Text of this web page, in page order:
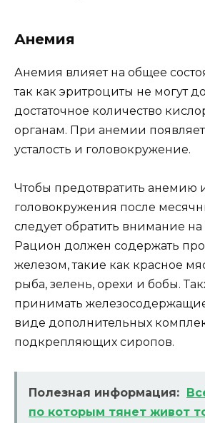
Анемия
Анемия влияет на общее
так как эритроциты не могут
достаточное количество
органам. При анемии
усталость и головокружение.
Чтобы предотвратить анемию
головокружения после
следует обратить внимание на
Рацион должен содержать
железом, такие как красное
рыба, зелень, орехи и бобы.
принимать
виде дополнительных
подкрепляющих сиропов.
Полезная информация:
по которым тянет живот